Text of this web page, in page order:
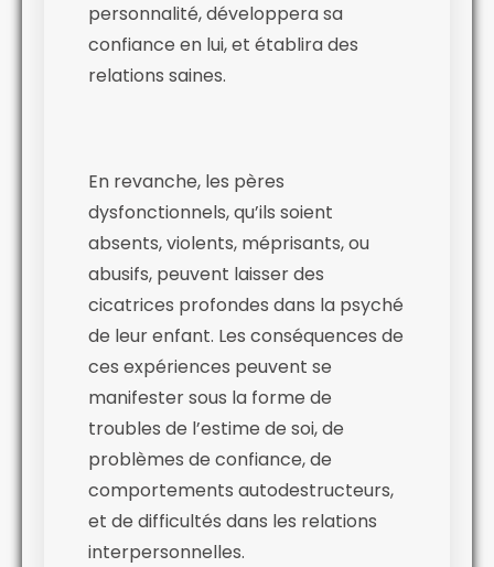
personnalité, développera sa
confiance en lui, et établira des
relations saines.
En revanche, les pères
dysfonctionnels, qu’ils soient
absents, violents, méprisants, ou
abusifs, peuvent laisser des
cicatrices profondes dans la psyché
de leur enfant. Les conséquences de
ces expériences peuvent se
manifester sous la forme de
troubles de l’estime de soi, de
problèmes de confiance, de
comportements autodestructeurs,
et de difficultés dans les relations
interpersonnelles.